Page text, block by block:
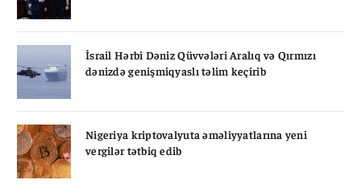
İsrail Hərbi Dəniz Qüvvələri Aralıq və Qırmızı
dənizdə genişmiqyaslı təlim keçirib
Nigeriya kriptovalyuta əməliyyatlarına yeni
vergilər tətbiq edib